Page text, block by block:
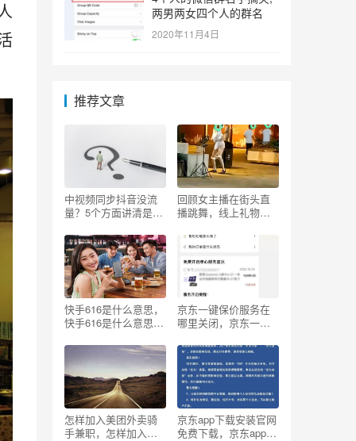
两男两女四个人的群名
2020年11月4日
推荐文章
中视频同步抖音没流
量？5个方面讲清是否
步骤
回顾女主播在街头直
播跳舞，线上礼物火
人问津
快手616是什么意思，
快手616是什么意思
京东一键保价服务在
哪里关闭，京东一键
开？
怎样加入美团外卖骑
手兼职，怎样加入美
京东app下载安装官网
免费下载，京东app下